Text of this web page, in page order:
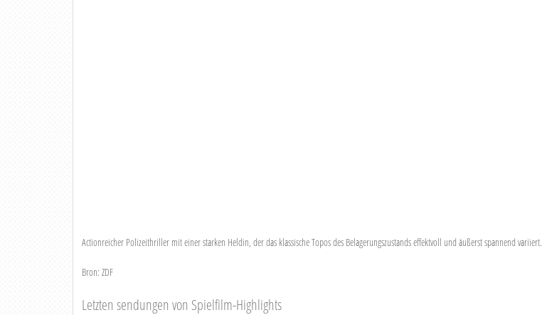
Actionreicher Polizeithriller mit einer starken Heldin, der das klassische Topos des Belagerungszustands effektvoll und äußerst spannend variiert.
Bron: ZDF
Letzten sendungen von Spielfilm-Highlights